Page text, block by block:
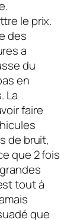
le prix.
des
a
du
en
La
faire
de bruit,
que 2 fois
tout à
que